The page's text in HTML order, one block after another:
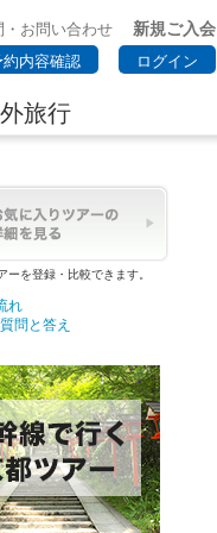
・お問い合わせ 新規ご入会
約内容確認 ログイン
旅行
ーを登録・比較できます。
れ
問と答え